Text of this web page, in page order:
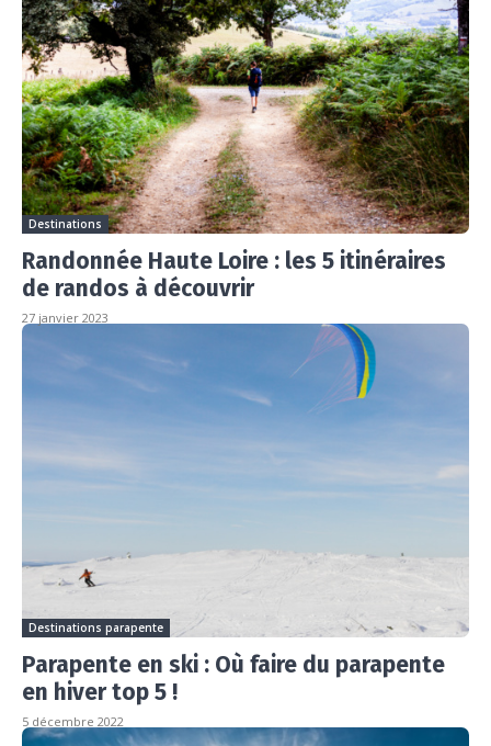
Destinations
Randonnée Haute Loire : les 5 itinéraires
de randos à découvrir
27 janvier 2023
Destinations parapente
Parapente en ski : Où faire du parapente
en hiver top 5 !
5 décembre 2022